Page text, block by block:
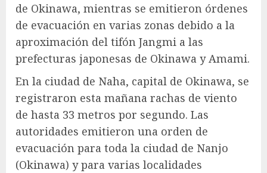
de Okinawa, mientras se emitieron órdenes
de evacuación en varias zonas debido a la
aproximación del tifón Jangmi a las
prefecturas japonesas de Okinawa y Amami.
En la ciudad de Naha, capital de Okinawa, se
registraron esta mañana rachas de viento
de hasta 33 metros por segundo. Las
autoridades emitieron una orden de
evacuación para toda la ciudad de Nanjo
(Okinawa) y para varias localidades